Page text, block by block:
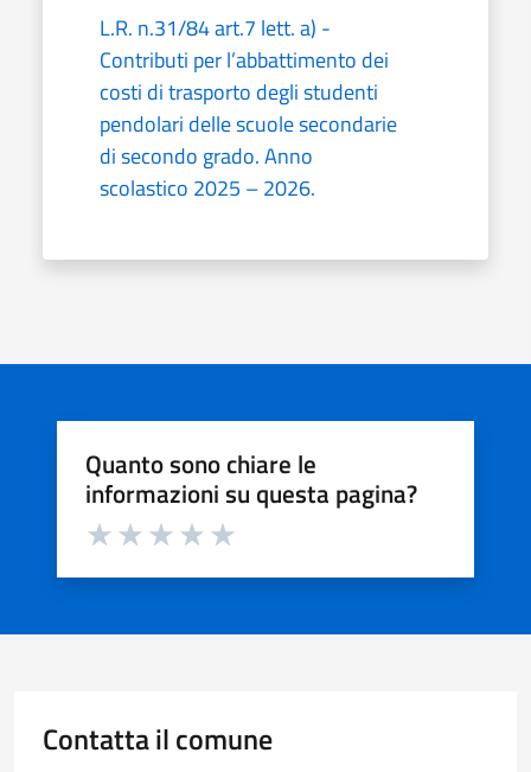
L.R. n.31/84 art.7 lett. a) -
Contributi per l’abbattimento dei
costi di trasporto degli studenti
pendolari delle scuole secondarie
di secondo grado. Anno
scolastico 2025 – 2026.
Quanto sono chiare le
informazioni su questa pagina?
Valuta da 1 a 5 stelle la pagina
Contatta il comune